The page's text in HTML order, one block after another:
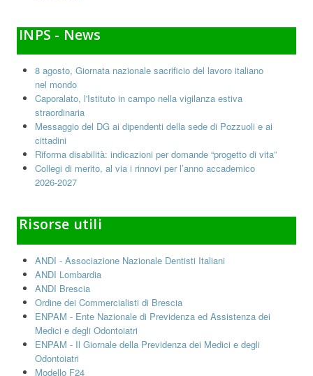
INPS - News
8 agosto, Giornata nazionale sacrificio del lavoro italiano
nel mondo
Caporalato, l'Istituto in campo nella vigilanza estiva
straordinaria
Messaggio del DG ai dipendenti della sede di Pozzuoli e ai
cittadini
Riforma disabilità: indicazioni per domande “progetto di vita”
Collegi di merito, al via i rinnovi per l’anno accademico
2026-2027
Risorse utili
ANDI - Associazione Nazionale Dentisti Italiani
ANDI Lombardia
ANDI Brescia
Ordine dei Commercialisti di Brescia
ENPAM - Ente Nazionale di Previdenza ed Assistenza dei
Medici e degli Odontoiatri
ENPAM - Il Giornale della Previdenza dei Medici e degli
Odontoiatri
Modello F24